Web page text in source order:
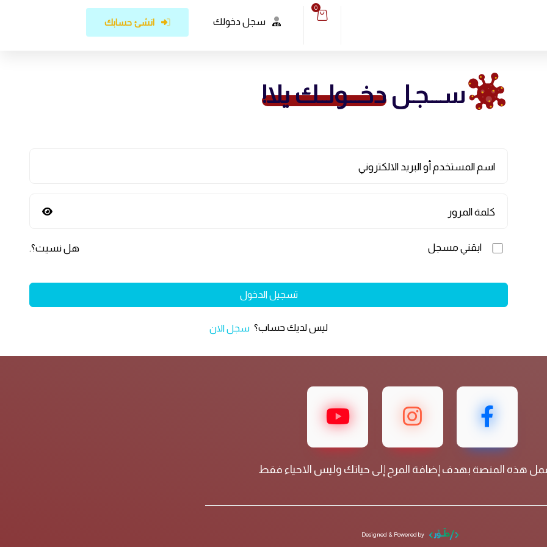
0
سجل دخولك انشئ حسابك
ســـجـلدخـــولــك يلا!
اسم المستخدم أو البريد الالكتروني
كلمة المرور
ابقني مسجل هل نسيت؟.
تسجيل الدخول
ليس لديك حساب؟ سجل الان
هذه المنصة بهدف إضافة المرح إلى حياتك وليس الاحياء فقط
Designed & Powered by